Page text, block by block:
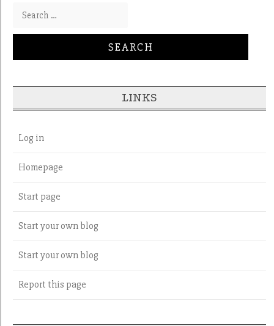
Search for:
LINKS
Log in
Homepage
Start page
Start your own blog
Start your own blog
Report this page